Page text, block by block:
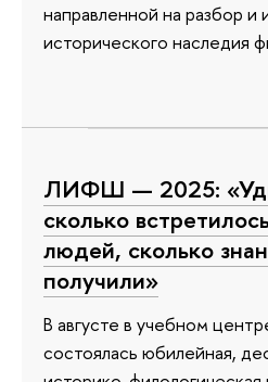
направленной на разбор и
исторического наследия
ЛИФШ — 2025:
сколько
людей, сколько
получили»
В августе в учебном
состоялась юбилейная,